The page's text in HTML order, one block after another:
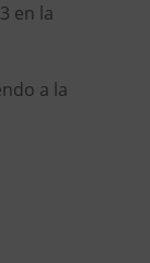
en la
a la